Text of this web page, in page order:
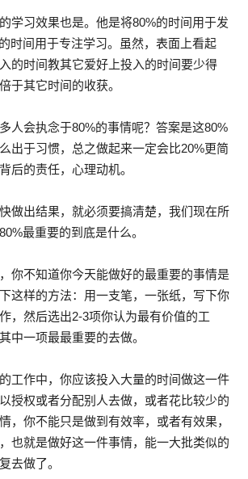
学习效果也是。他是将80%的时间用于发
时间用于专注学习。虽然，表面上看起
的时间教其它爱好上投入的时间要少得
于其它时间的收获。
人会执念于80%的事情呢？答案是这80%
出于习惯，总之做起来一定会比20%更简
后的责任，心理动机。
做出结果，就必须要搞清楚，我们现在所
最重要的到底是什么。
你不知道你今天能做好的最重要的事情是
这样的方法：用一支笔，一张纸，写下你
，然后选出2-3项你认为最有价值的工
中一项最最重要的去做。
工作中，你应该投入大量的时间做这一件
授权或者分配别人去做，或者花比较少的
，你不能只是做到有效率，或者有效果，
也就是做好这一件事情，能一大批类似的
去做了。